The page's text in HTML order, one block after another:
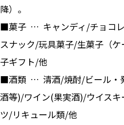
降）。
■菓子 … キャンディ/チョコ
スナック/玩具菓子/生菓子（
子ギフト/他
■酒類 … 清酒/焼酎/ビール・
酒等)/ワイン(果実酒)/ウイス
ツ/リキュール類/他